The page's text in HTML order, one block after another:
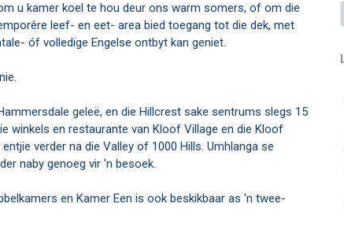
u kamer koel te hou deur ons warm somers, of om die
leef- en eet- area bied toegang tot die dek, met
óf volledige Engelse ontbyt kan geniet.
geleë, en die Hillcrest sake sentrums slegs 15
winkels en restaurante van Kloof Village en die Kloof
verder na die Valley of 1000 Hills. Umhlanga se
naby genoeg vir 'n besoek.
en Kamer Een is ook beskikbaar as 'n twee-